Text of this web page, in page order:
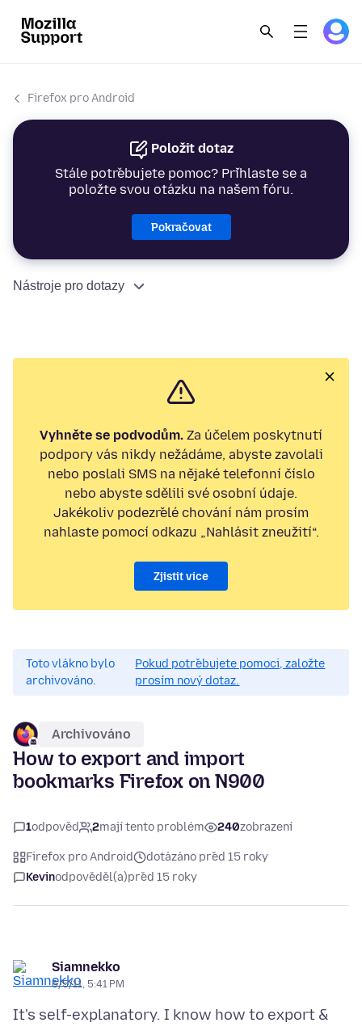
Firefox pro Android
Položit dotaz
Stále potřebujete pomoc? Přihlaste se a
položte svou otázku na našem fóru.
Pokračovat
Nástroje pro dotazy
Vyhněte se podvodům. Za účelem poskytnutí
podpory vás nikdy nežádáme, abyste zavolali
nebo poslali SMS na nějaké telefonní číslo
nebo abyste sdělili své osobní údaje.
Jakékoliv podezřelé chování nám prosím
nahlaste pomocí odkazu „Nahlásit zneužití“.
Zjistit více
Toto vlákno bylo
archivováno.
Pokud potřebujete pomoci, založte
prosím nový dotaz.
Archivováno
How to export and import
bookmarks Firefox on N900
1odpověď 2mají tento problém 240zobrazení
Firefox pro Android
dotázáno před 15 roky
Kevinodpověděl(a)před 15 roky
Siamnekko
6/5/11, 5:41 PM
It's self-explanatory. I know how to export &